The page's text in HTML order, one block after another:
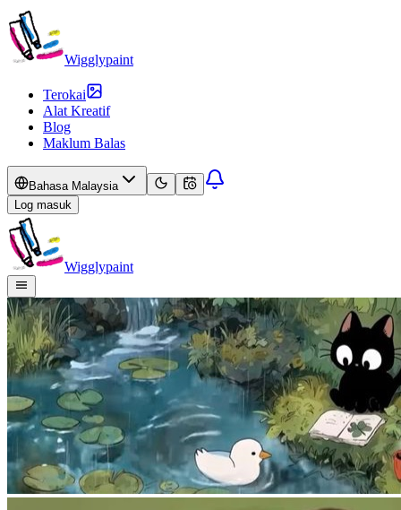
Wigglypaint
Terokai
Alat Kreatif
Blog
Maklum Balas
Bahasa Malaysia
Log masuk
Wigglypaint